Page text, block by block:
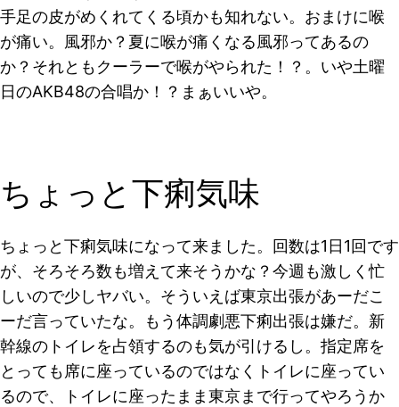
手足の皮がめくれてくる頃かも知れない。おまけに喉
が痛い。風邪か？夏に喉が痛くなる風邪ってあるの
か？それともクーラーで喉がやられた！？。いや土曜
日のAKB48の合唱か！？まぁいいや。
ちょっと下痢気味
ちょっと下痢気味になって来ました。回数は1日1回です
が、そろそろ数も増えて来そうかな？今週も激しく忙
しいので少しヤバい。そういえば東京出張があーだこ
ーだ言っていたな。もう体調劇悪下痢出張は嫌だ。新
幹線のトイレを占領するのも気が引けるし。指定席を
とっても席に座っているのではなくトイレに座ってい
るので、トイレに座ったまま東京まで行ってやろうか